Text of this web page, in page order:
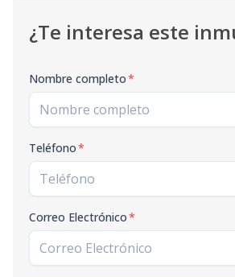
¿Te interesa este
Nombre completo*
Teléfono*
Correo Electrónico*